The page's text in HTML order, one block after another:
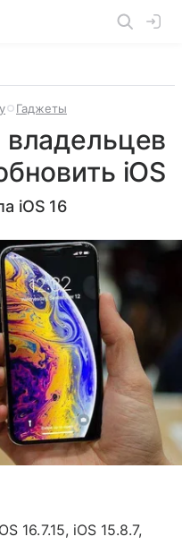
Гаджеты
iOS
iOS 16
16.7.15, iOS 15.8.7,